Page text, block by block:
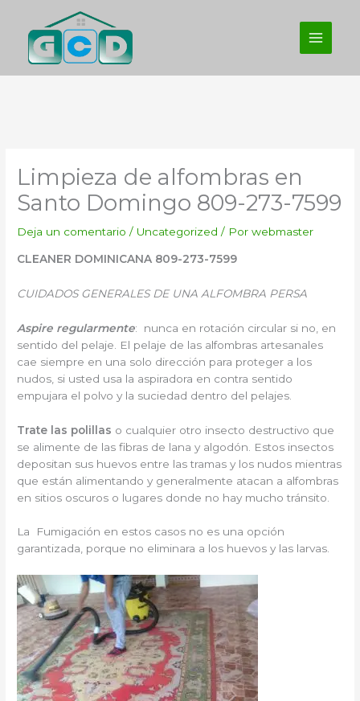
contenido
Limpieza de alfombras en
Santo Domingo 809-273-7599
Deja un comentario / Uncategorized / Porwebmaster
CLEANER DOMINICANA 809-273-7599
CUIDADOS GENERALES DE UNA ALFOMBRA PERSA
Aspire regularmente: nunca en rotación circular si no, en
sentido del pelaje. El pelaje de las alfombras artesanales
cae siempre en una solo dirección para proteger a los
nudos, si usted usa la aspiradora en contra sentido
empujara el polvo y la suciedad dentro del pelajes.
Trate las polillas o cualquier otro insecto destructivo que
se alimente de las fibras de lana y algodón. Estos insectos
depositan sus huevos entre las tramas y los nudos mientras
que están alimentando y generalmente atacan a alfombras
en sitios oscuros o lugares donde no hay mucho tránsito.
La Fumigación en estos casos no es una opción
garantizada, porque no eliminara a los huevos y las larvas.